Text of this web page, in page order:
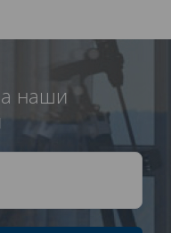
наши